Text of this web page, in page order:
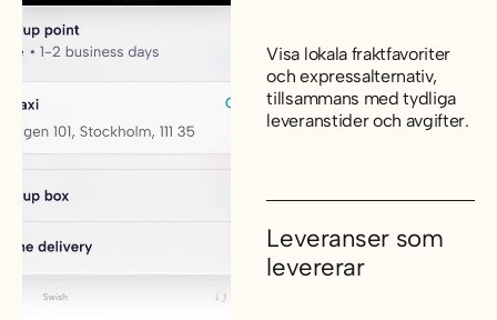
Visa lokala fraktfavoriter
och expressalternativ,
tillsammans med tydliga
leveranstider och avgifter.
Leveranser som
levererar